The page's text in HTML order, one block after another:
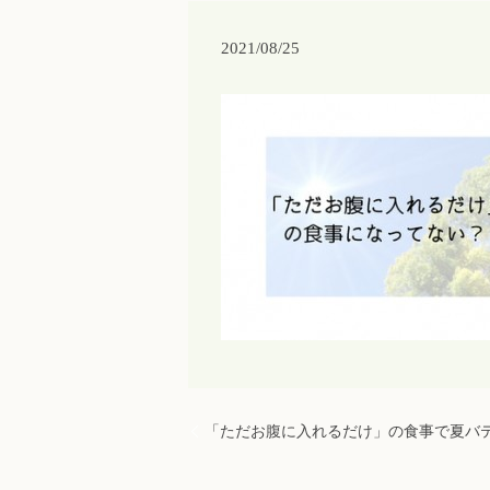
2021/08/25
「ただお腹に入れるだけ」の食事で夏バ